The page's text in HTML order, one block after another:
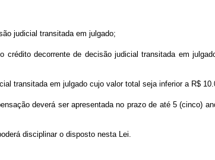
judicial transitada em julgado;
decorrente de decisão judicial transitada em
transitada em julgado cujo valor total seja inferior a R$
deverá ser apresentada no prazo de até 5 (cinco)
disciplinar o disposto nesta Lei.